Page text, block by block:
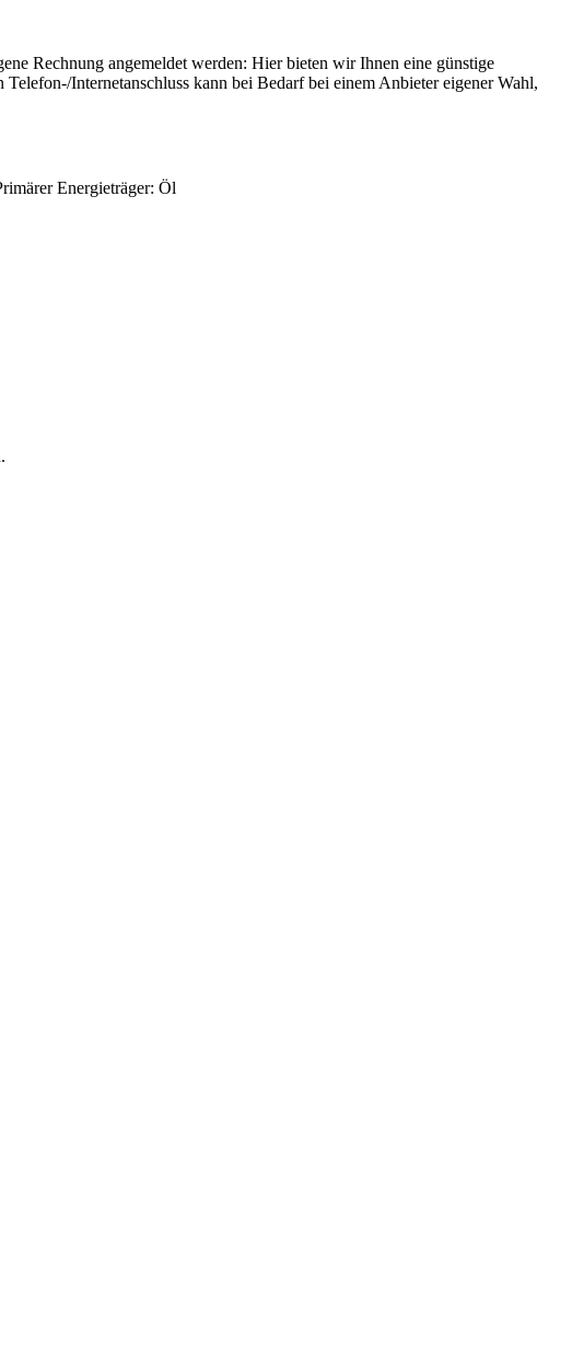
Rechnung angemeldet werden: Hier bieten wir Ihnen eine günstige
Internetanschluss kann bei Bedarf bei einem Anbieter eigener Wahl,
Energieträger: Öl